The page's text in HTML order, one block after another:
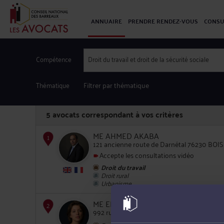
ANNUAIRE PRENDRE RENDEZ-VOUS
Compétence Droit du travail et droit de la sécurité sociale
Thématique Filtrer par thématique
5 avocats correspondant à vos critères
ME AHMED AKABA
121 ancienne route de Darnétal 76230
Accepte les consultations vidéo
Droit du travail
Droit rural
Urbanisme
ME ELISE LAURENT
992 rue Augustin Fresnel 76230 BOIS